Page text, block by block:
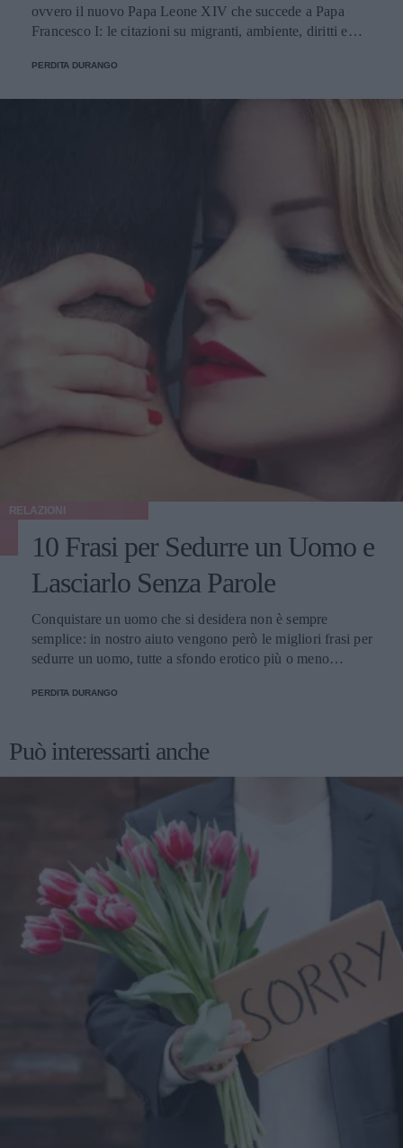
ovvero il nuovo Papa Leone XIV che succede a Papa
Francesco I: le citazioni su migranti, ambiente, diritti e
PERDITA DURANGO
RELAZIONI
10 Frasi per Sedurre un Uomo e
Lasciarlo Senza Parole
Conquistare un uomo che si desidera non è sempre
semplice: in nostro aiuto vengono però le migliori frasi per
sedurre un uomo, tutte a sfondo erotico più o meno
PERDITA DURANGO
Può interessarti anche